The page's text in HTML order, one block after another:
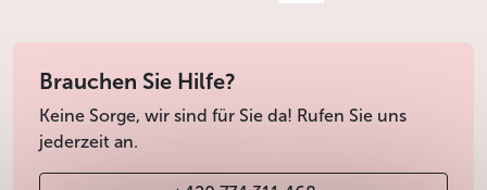
Brauchen Sie Hilfe?
Keine Sorge, wir sind für Sie da! Rufen Sie uns
jederzeit an.